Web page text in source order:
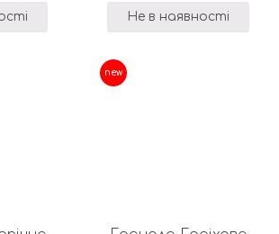
Не в наявності
new